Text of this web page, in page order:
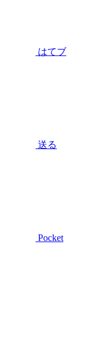
はてブ
送る
Pocket